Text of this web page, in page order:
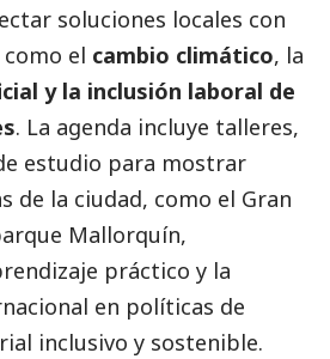
soluciones locales con
el cambio climático, la
y la inclusión laboral de
. La agenda incluye talleres,
estudio para mostrar
de la ciudad, como el Gran
Mallorquín,
práctico y la
en políticas de
inclusivo y sostenible.